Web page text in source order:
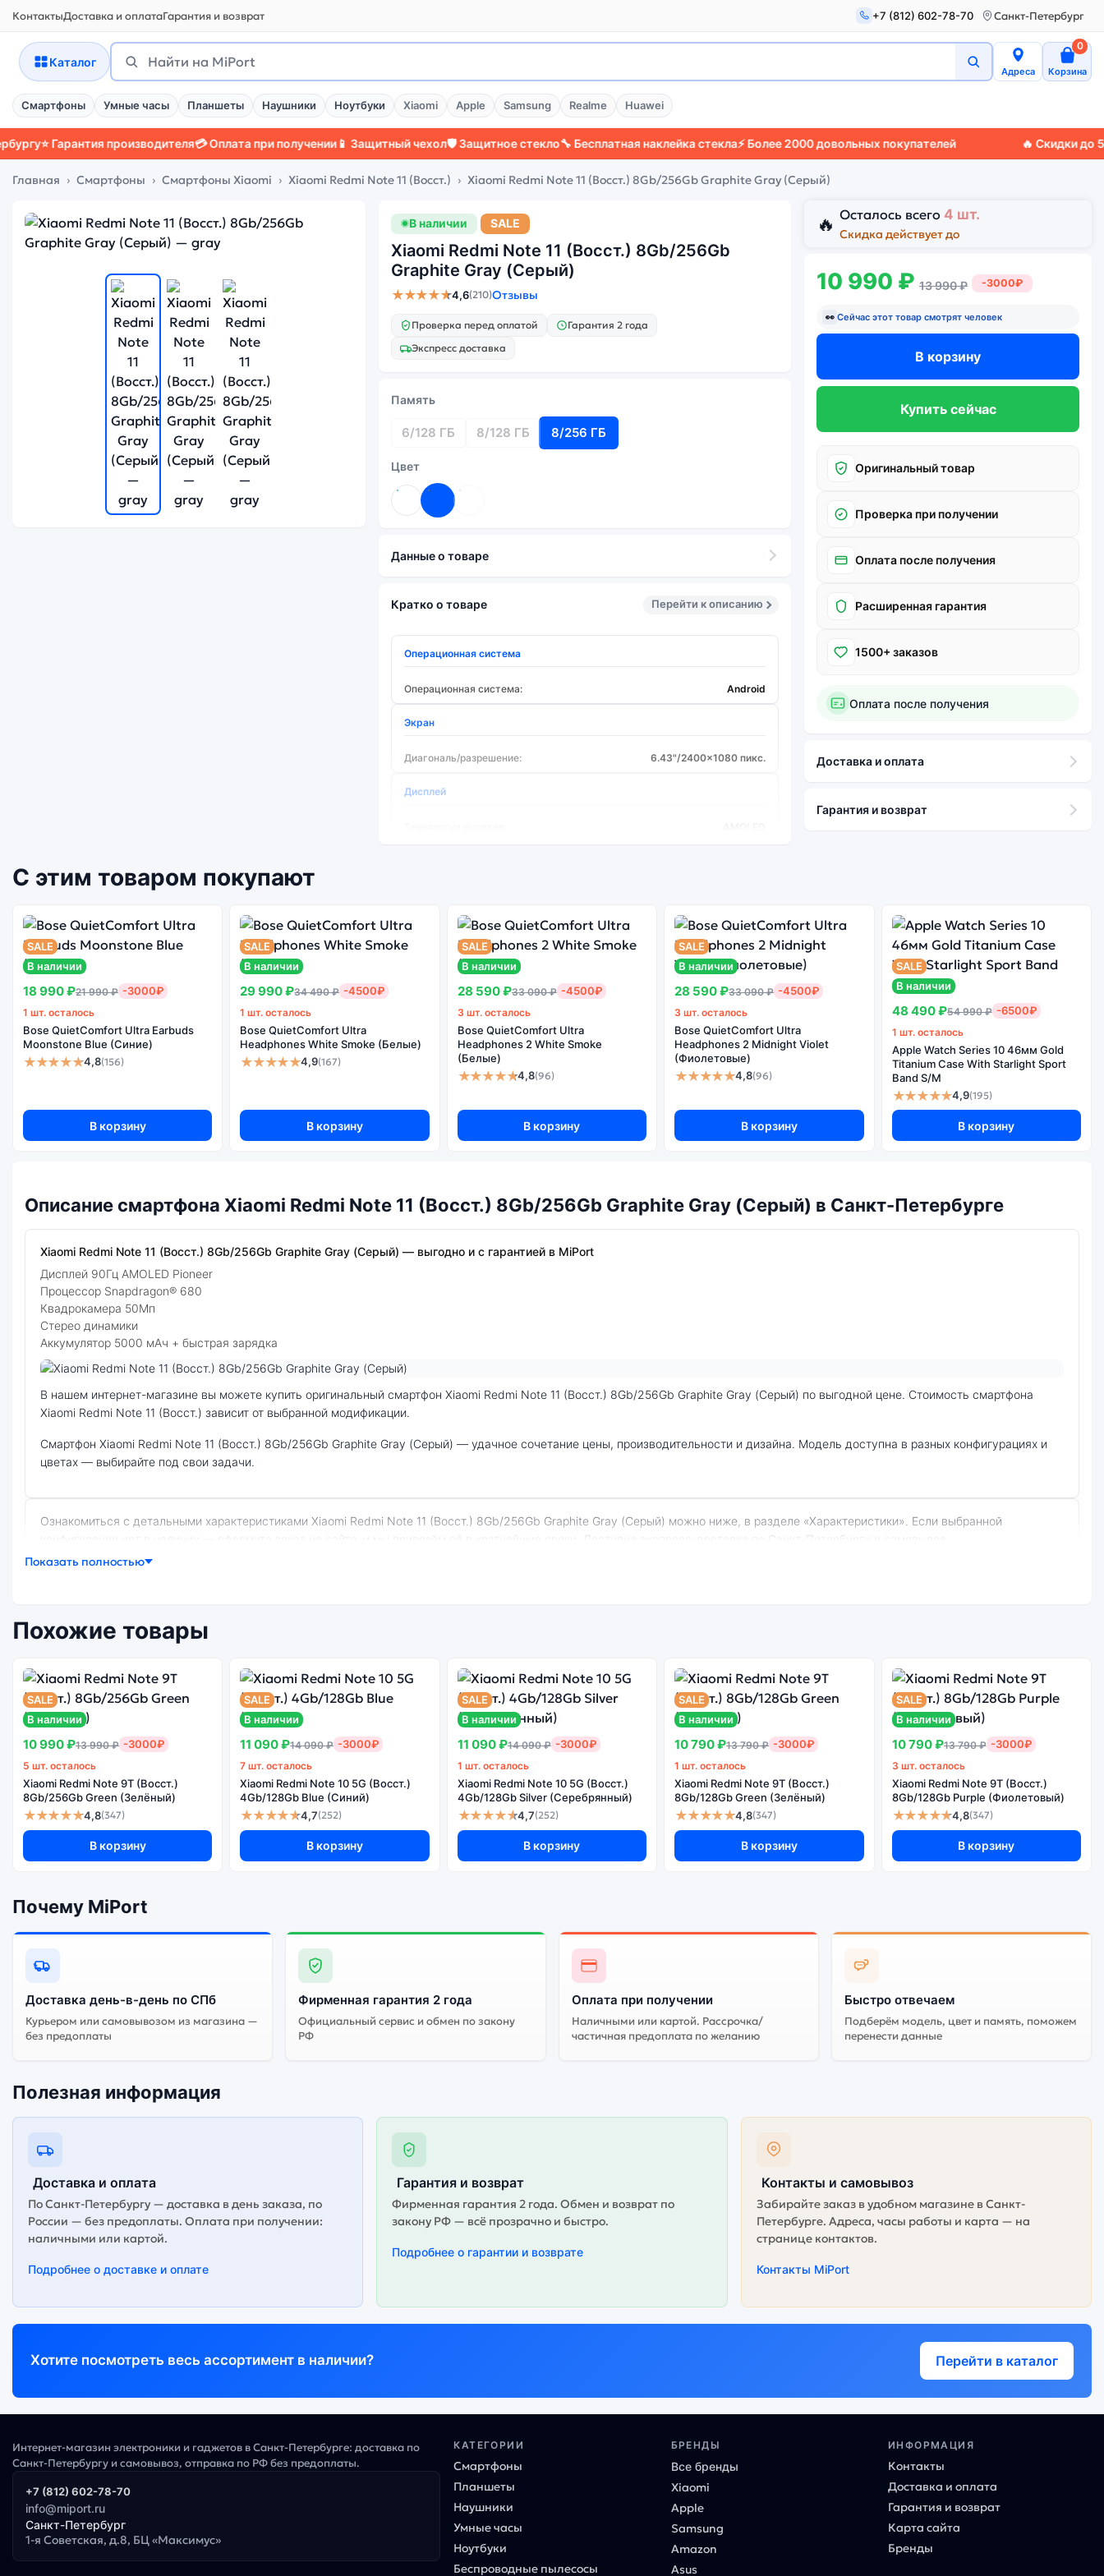
КонтактыДоставка и оплатаГарантия и возврат +7 (812) 602-78-70 Санкт-Петербург
Каталог
Поиск
Найти
Адреса Корзина
0
Смартфоны Умные часы Планшеты Наушники Ноутбуки Xiaomi Apple Samsung Realme Huawei
Гарантия производителя💳 Оплата при получении📱 Защитный чехол🛡️ Защитное стекло🔧 Бесплатная наклейка стекла⚡ Более 2000 довольных покупателей 🔥 Скидки до 50%🚚
Главная Смартфоны Смартфоны Xiaomi Xiaomi Redmi Note 11 (Восст.) Xiaomi Redmi Note 11 (Восст.) 8Gb/256Gb Graphite Gray (Серый)
В наличии SALE
Xiaomi Redmi Note 11 (Восст.) 8Gb/256Gb
Graphite Gray (Серый)
★★★★★4,6(210)Отзывы
Проверка перед оплатой
Гарантия 2 года
Экспресс доставка
Память
6/128 ГБ 8/128 ГБ 8/256 ГБ
Цвет
Данные о товаре
Кратко о товаре Перейти к описанию
Операционная система
Операционная система: Android
Экран
Диагональ/разрешение: 6.43"/2400x1080 пикс.
Дисплей
Процессор: Qualcomm SM6225 Snapdragon 680 4G
Частота процессора: 2.4 ГГц
Количество ядер: 8
🔥 Осталось всего 4 шт.
Скидка действует до
10 990 ₽ 13 990 ₽ -3000₽
👀 Сейчас этот товар смотрят человек
В корзину
Купить сейчас
Оригинальный товар
Проверка при получении
Оплата после получения
Расширенная гарантия
1500+ заказов
Оплата после получения
Доставка и оплата
Гарантия и возврат
С этим товаром покупают
SALE
В наличии
18 990 ₽21 990 ₽ -3000₽
1 шт. осталось
Bose QuietComfort Ultra Earbuds
Moonstone Blue (Синие)
★★★★★4,8(156)
В корзину
SALE
В наличии
29 990 ₽34 490 ₽ -4500₽
1 шт. осталось
Bose QuietComfort Ultra
Headphones White Smoke (Белые)
★★★★★4,9(167)
В корзину
SALE
В наличии
28 590 ₽33 090 ₽ -4500₽
3 шт. осталось
Bose QuietComfort Ultra
Headphones 2 White Smoke
(Белые)
★★★★★4,8(96)
В корзину
SALE
В наличии
28 590 ₽33 090 ₽ -4500₽
3 шт. осталось
Bose QuietComfort Ultra
Headphones 2 Midnight Violet
(Фиолетовые)
★★★★★4,8(96)
В корзину
SALE
В наличии
48 490 ₽54 990 ₽ -6500₽
1 шт. осталось
Apple Watch Series 10 46мм Gold
Titanium Case With Starlight Sport
Band S/M
★★★★★4,9(195)
В корзину
Описание смартфона Xiaomi Redmi Note 11 (Восст.) 8Gb/256Gb Graphite Gray (Серый) в Санкт-Петербурге
Xiaomi Redmi Note 11 (Восст.) 8Gb/256Gb Graphite Gray (Серый) — выгодно и с гарантией в MiPort
Дисплей 90Гц AMOLED Pioneer
Процессор Snapdragon® 680
Квадрокамера 50Мп
Стерео динамики
Аккумулятор 5000 мАч + быстрая зарядка
В нашем интернет-магазине вы можете купить оригинальный смартфон Xiaomi Redmi Note 11 (Восст.) 8Gb/256Gb Graphite Gray (Серый) по выгодной цене. Стоимость смартфона
Xiaomi Redmi Note 11 (Восст.) зависит от выбранной модификации.
смартфон Xiaomi Redmi Note 11 (Восст.) 8Gb/256Gb Graphite Gray (Серый) — удачное сочетание цены, производительности и дизайна. Модель доступна в разных конфигурациях и
цветах — выбирайте под свои задачи.
Ознакомиться с детальными характеристиками Xiaomi Redmi Note 11 (Восст.) 8Gb/256Gb Graphite Gray (Серый) можно ниже, в разделе «Характеристики». Если выбранной
конфигурации нет в наличии — оформите заказ на сайте, и мы привезём её в кратчайшие сроки. Доступна экспресс-доставка по Санкт-Петербургу и самовывоз.
Энергоемкий
аккумулятор
Процессор
Качественный
экран
Системная
оболочка
Огромный выбор
цветов и моделей
Высокое качество
сборки
Redmi Note 11
(Восст.)
8Gb/256Gb
Graphite Gray
Существует китайская и глобальная версия смартфона Xiaomi Redmi Note 11 (Восст.) 8Gb/256Gb Graphite Gray (Серый). Мы рекомендуем выбирать глобальной версию — она
полностью адаптирована и поддерживает все сервисы. Китайская версия может стоить дешевле, но корректная работа сервисов не гарантируется.
Показать полностью
Похожие товары
SALE
В наличии
10 990 ₽13 990 ₽ -3000₽
5 шт. осталось
Xiaomi Redmi Note 9T (Восст.)
8Gb/256Gb Green (Зелёный)
★★★★★4,8(347)
В корзину
SALE
В наличии
11 090 ₽14 090 ₽ -3000₽
7 шт. осталось
Xiaomi Redmi Note 10 5G (Восст.)
4Gb/128Gb Blue (Синий)
★★★★★4,7(252)
В корзину
SALE
В наличии
11 090 ₽14 090 ₽ -3000₽
1 шт. осталось
Xiaomi Redmi Note 10 5G (Восст.)
4Gb/128Gb Silver (Серебрянный)
★★★★★4,7(252)
В корзину
SALE
В наличии
10 790 ₽13 790 ₽ -3000₽
1 шт. осталось
Xiaomi Redmi Note 9T (Восст.)
8Gb/128Gb Green (Зелёный)
★★★★★4,8(347)
В корзину
SALE
В наличии
10 790 ₽13 790 ₽ -3000₽
3 шт. осталось
Xiaomi Redmi Note 9T (Восст.)
8Gb/128Gb Purple (Фиолетовый)
★★★★★4,8(347)
В корзину
Почему MiPort
Доставка день-в-день по СПб
Курьером или самовывозом из магазина —
без предоплаты
Фирменная гарантия 2 года
Официальный сервис и обмен по закону
РФ
Оплата при получении
Наличными или картой. Рассрочка/
частичная предоплата по желанию
Быстро отвечаем
Подберём модель, цвет и память, поможем
перенести данные
Полезная информация
Доставка и оплата
По Санкт-Петербургу — доставка в день заказа, по
России — без предоплаты. Оплата при получении:
наличными или картой.
Подробнее о доставке и оплате
Гарантия и возврат
Фирменная гарантия 2 года. Обмен и возврат по
закону РФ — всё прозрачно и быстро.
Подробнее о гарантии и возврате
Контакты и самовывоз
Забирайте заказ в удобном магазине в Санкт-
Петербурге. Адреса, часы работы и карта — на
странице контактов.
Контакты MiPort
Хотите посмотреть весь ассортимент в наличии? Перейти в каталог
Интернет-магазин электроники и гаджетов в Санкт-Петербурге: доставка по
Санкт-Петербургу и самовывоз, отправка по РФ без предоплаты.
+7 (812) 602-78-70
info@miport.ru
Санкт-Петербург
1-я Советская, д.8, БЦ «Максимус»
КАТЕГОРИИ
Смартфоны
Планшеты
Наушники
Умные часы
Ноутбуки
Беспроводные пылесосы
БРЕНДЫ
Все бренды
Xiaomi
Apple
Samsung
Amazon
Asus
ИНФОРМАЦИЯ
Контакты
Доставка и оплата
Гарантия и возврат
Карта сайта
Бренды